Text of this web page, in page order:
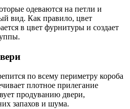
одеваются на петли и
вид. Как правило, цвет
в цвет фурнитуры и создает
по всему периметру короба
плотное прилегание
продуванию двери,
запахов и шума.